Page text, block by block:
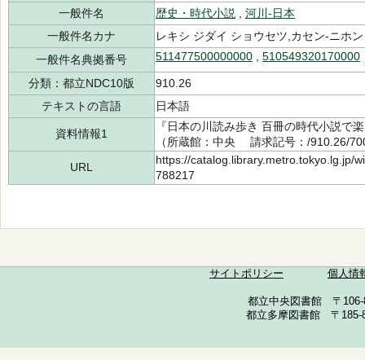
一般件名
歴史・時代小説
河川-日本
一般件名カナ
レキシ ジダイ ショウセツ,カセン-ニホン
一般件名典拠番号
511477500000000 510549320170000
分類：都立NDC10版
910.26
テキストの言語
日本語
資料情報1
『日本の川読み歩き 百冊の時代小
（所蔵館：中央 請求記号：/910.26/
URL
https://catalog.library.metro.tokyo.lg.jp/
788217
サイトポリシー 個人情
都立中央図書館 〒
都立多摩図書館 〒185-